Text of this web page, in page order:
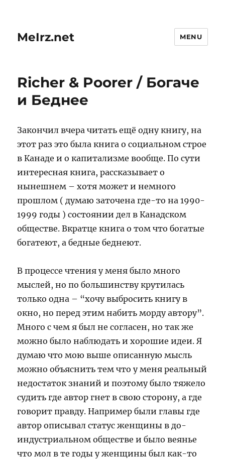
MeIrz.net MENU
Richer & Poorer / Богаче
и Беднее
Закончил вчера читать ещё одну книгу, на
этот раз это была книга о социальном строе
в Канаде и о капитализме вообще. По сути
интересная книга, рассказывает о
нынешнем – хотя может и немного
прошлом ( думаю заточена где-то на 1990-
1999 годы ) состоянии дел в Канадском
обществе. Вкратце книга о том что богатые
богатеют, а бедные беднеют.
В процессе чтения у меня было много
мыслей, но по большинству крутилась
только одна – “хочу выбросить книгу в
окно, но перед этим набить морду автору”.
Много с чем я был не согласен, но так же
можно было наблюдать и хорошие идеи. Я
думаю что мою выше описанную мысль
можно объяснить тем что у меня реальный
недостаток знаний и поэтому было тяжело
судить где автор гнет в свою сторону, а где
говорит правду. Например были главы где
автор описывал статус женщины в до-
индустриальном обществе и было веянье
что мол в те годы у женщины был как-то